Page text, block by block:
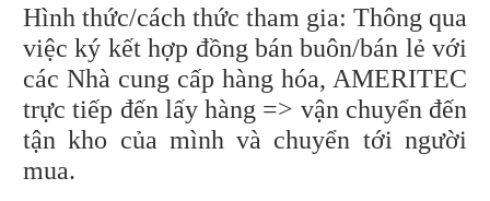
Hình thức/cách thức tham gia: Thông qua
việc ký kết hợp đồng bán buôn/bán lẻ với
các Nhà cung cấp hàng hóa, AMERITEC
trực tiếp đến lấy hàng => vận chuyển đến
tận kho của mình và chuyển tới người
mua.